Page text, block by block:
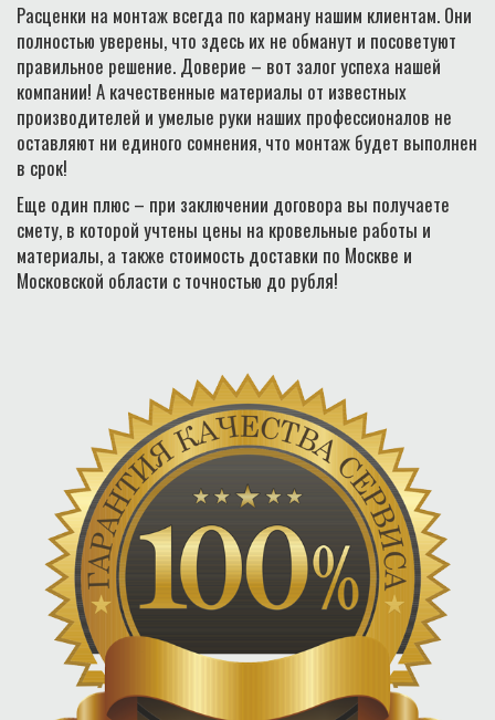
Расценки на монтаж всегда по карману нашим клиентам. Они
полностью уверены, что здесь их не обманут и посоветуют
правильное решение. Доверие – вот залог успеха нашей
компании! А качественные материалы от известных
производителей и умелые руки наших профессионалов не
оставляют ни единого сомнения, что монтаж будет выполнен
в срок!
Еще один плюс – при заключении договора вы получаете
смету, в которой учтены цены на кровельные работы и
материалы, а также стоимость доставки по Москве и
Московской области с точностью до рубля!